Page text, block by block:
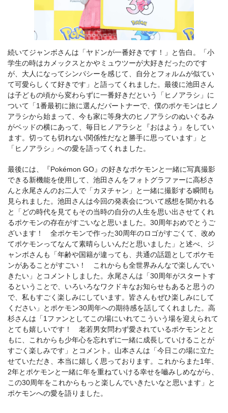
続いてジャンボさんは「ヤドンが一番好きです！」と告白。「小
学生の時はカメックスとかやミュウツーが大好きだったのです
が、大人になってシンパシーを感じて、自分とフォルムが似てい
て可愛らしくて好きです」と語ってくれました。最後に池田さん
は子どもの頃から変わらずに一番好きだという「ヒノアラシ」に
ついて「1番最初に旅に選んだパートナーで、僕のポケモンはヒノ
アラシから始まって、今も家に等身大のヒノアラシのぬいぐるみ
がベッドの横にあって、毎日ヒノアラシと『おはよう』をしてい
ます。切っても切れない関係性だなと勝手に思っています」と
「ヒノアラシ」への愛を語ってくれました。
最後には、『Pokémon GO』の好きなポケモンと一緒に写真撮影
できる新機能を使用して、池田さんをフォトグラファーに高杉さ
んと永尾さんのお二人で「カヌチャン」と一緒に撮影する瞬間も
見られました。池田さんは今回の発表会について感想を聞かれる
と「どの時代を見てもその当時の自分の人生を思い出させてくれ
るポケモンの存在がすごいなと思いました。30周年おめでとうご
ざいます！ 全ポケモンで作った30周年のロゴがすごくて、改め
てポケモンってなんて素晴らしいんだと思いました」と述べ、ジ
ャンボさんも「年齢や国籍が違っても、共通の話題としてポケモ
ンがあることがすごい！ これからも全世界みんなで楽しんでい
きたい」とコメントしました。永尾さんは「30周年がスタートす
るということで、いろいろなワクドキなお知らせもあると思うの
で、私もすごく楽しみにしています。皆さんもぜひ楽しみにして
ください」とポケモン30周年への期待感を話してくれました。高
杉さんは「1ファンとしてこの場にいれてこういう場を迎えられて
とても嬉しいです！ 老若男女問わず愛されているポケモンとと
もに、これからも少年心を忘れずに一緒に成長していけることが
すごく楽しみです」とコメント。山本さんは「今日この場に立た
せていただき、本当に嬉しく思っております。これからまた1年、
2年とポケモンと一緒に年を重ねていける幸せを嚙みしめながら、
この30周年をこれからもっと楽しんでいきたいなと思います」と
ポケモンへの愛を語りました。